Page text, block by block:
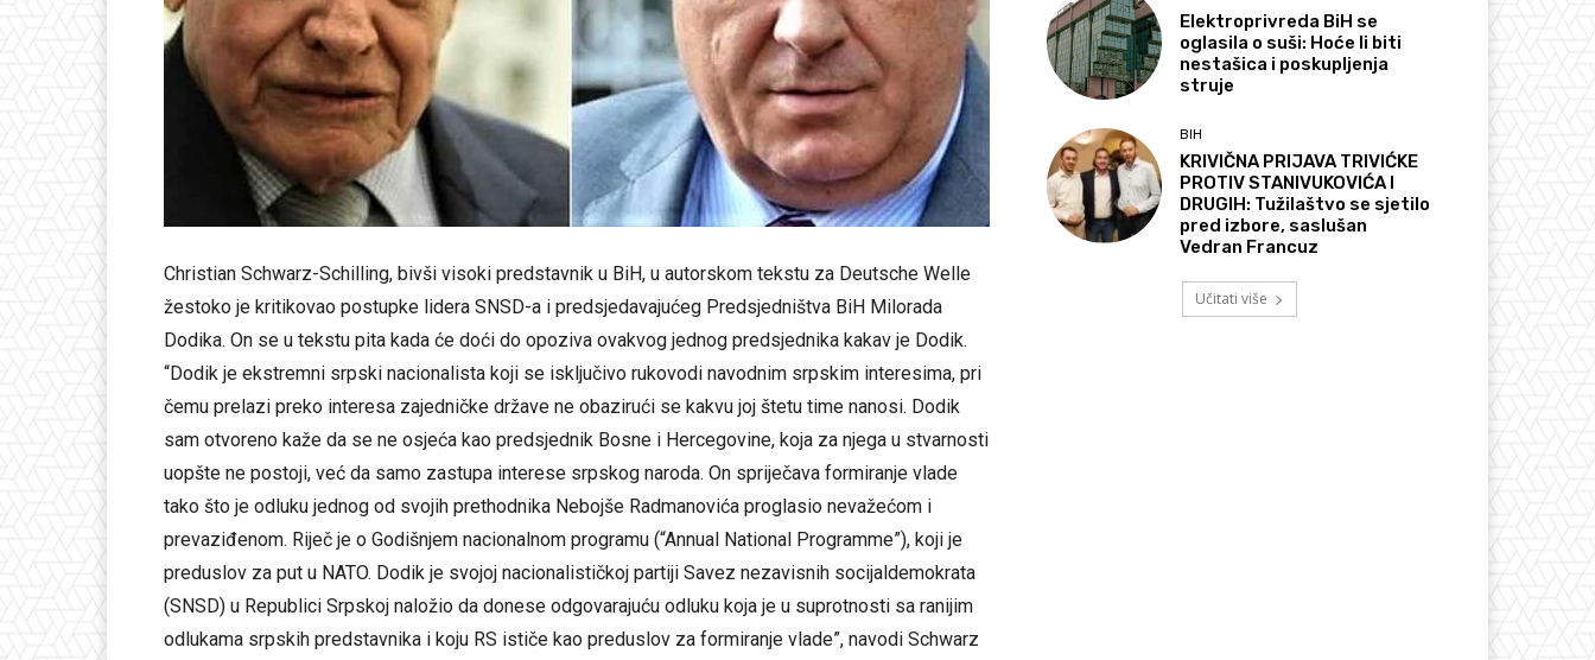
Christian Schwarz-Schilling, bivši visoki predstavnik u BiH, u autorskom tekstu za Deutsche Welle
žestoko je kritikovao postupke lidera SNSD-a i predsjedavajućeg Predsjedništva BiH Milorada
Dodika. On se u tekstu pita kada će doći do opoziva ovakvog jednog predsjednika kakav je Dodik.
“Dodik je ekstremni srpski nacionalista koji se isključivo rukovodi navodnim srpskim interesima, pri
čemu prelazi preko interesa zajedničke države ne obazirući se kakvu joj štetu time nanosi. Dodik
sam otvoreno kaže da se ne osjeća kao predsjednik Bosne i Hercegovine, koja za njega u stvarnosti
uopšte ne postoji, već da samo zastupa interese srpskog naroda. On spriječava formiranje vlade
tako što je odluku jednog od svojih prethodnika Nebojše Radmanovića proglasio nevažećom i
prevaziđenom. Riječ je o Godišnjem nacionalnom programu (“Annual National Programme”), koji je
preduslov za put u NATO. Dodik je svojoj nacionalističkoj partiji Savez nezavisnih socijaldemokrata
(SNSD) u Republici Srpskoj naložio da donese odgovarajuću odluku koja je u suprotnosti sa ranijim
odlukama srpskih predstavnika i koju RS ističe kao preduslov za formiranje vlade”, navodi Schwarz
Elektroprivreda BiH se
oglasila o suši: Hoće li biti
nestašica i poskupljenja
struje
BIH
KRIVIČNA PRIJAVA TRIVIĆKE
PROTIV STANIVUKOVIĆA I
DRUGIH: Tužilaštvo se sjetilo
pred izbore, saslušan
Vedran Francuz
Učitati više